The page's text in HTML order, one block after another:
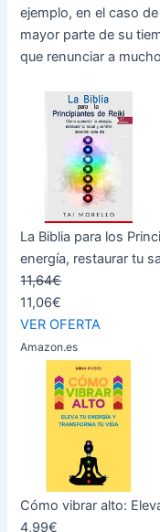
ejemplo, en el caso
mayor parte de su
que renunciar a
La Biblia para los
energía, restaurar tu
11,64€
11,06€
VER OFERTA
Amazon.es
Cómo vibrar alto:
4,99€